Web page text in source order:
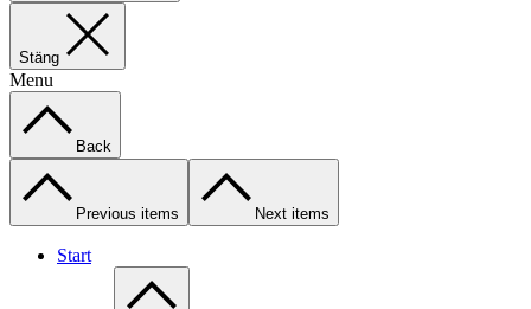
Stäng
Menu
Back
Previous items Next items
Start